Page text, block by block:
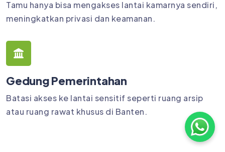
Tamu hanya bisa mengakses lantai kamarnya sendiri,
meningkatkan privasi dan keamanan.
Gedung Pemerintahan
Batasi akses ke lantai sensitif seperti ruang arsip
atau ruang rawat khusus di Banten.